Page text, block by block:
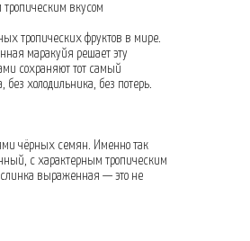
вкусом
тропических фруктов в мире.
маракуйя решает эту
сохраняют тот самый
холодильника, без потерь.
чёрных семян. Именно так
с характерным тропическим
выраженная — это не